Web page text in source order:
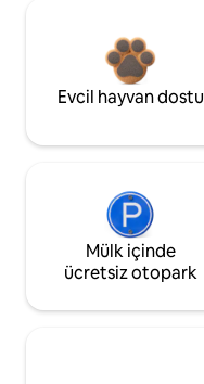
Evcil hayvan dostu
Mülk içinde
ücretsiz otopark